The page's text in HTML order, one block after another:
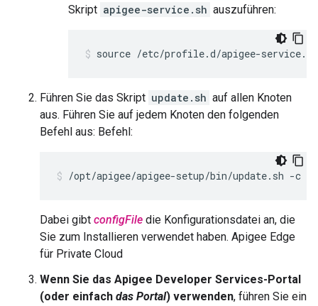
Skript apigee-service.sh auszuführen:
source /etc/profile.d/apigee-service.sh
Führen Sie das Skript update.sh auf allen Knoten
aus. Führen Sie auf jedem Knoten den folgenden
Befehl aus: Befehl:
/opt/apigee/apigee-setup/bin/update.sh -c
Dabei gibt configFile die Konfigurationsdatei an, die
Sie zum Installieren verwendet haben. Apigee Edge
für Private Cloud
Wenn Sie das Apigee Developer Services-Portal
(oder einfach das Portal) verwenden, führen Sie ein